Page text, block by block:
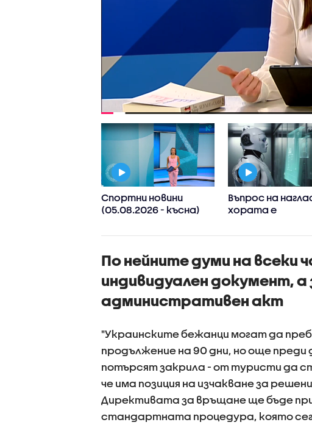
Спортни новини
(05.08.2026 - късна)
Въпрос на
хората е
роботи да
По нейните думи на всеки
индивидуален документ, а
административен акт
"Украинските бежанци могат да
продължение на 90 дни, но още
потърсят закрила - от туристи да
че има позиция на изчакване за
Директивата за връщане ще бъде
стандартната процедура, която